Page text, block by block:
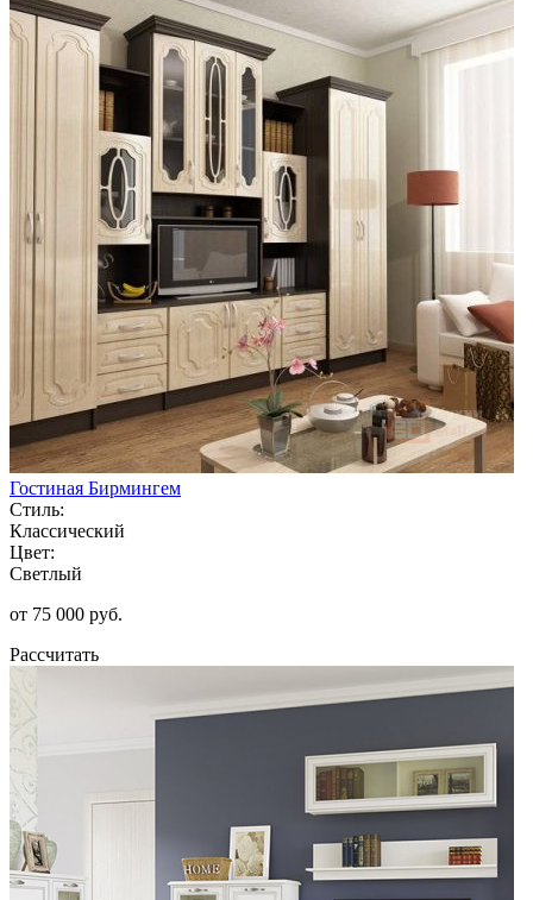
Гостиная Бирмингем
Стиль:
Классический
Цвет:
Светлый
от 75 000 руб.
Рассчитать